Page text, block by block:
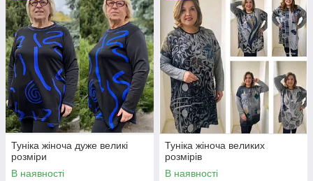
Туніка жіноча дуже великі
розміри
В наявності
Туніка жіноча великих
розмірів
В наявності